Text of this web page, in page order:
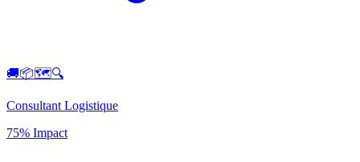
🚚📦🗺️🔍
Consultant Logistique
75% Impact